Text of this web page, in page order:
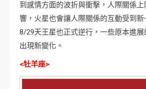
到感情方面的波折與衝擊，人際關係
響，火星也會讓人際關係的互動受到新
8/29天王星也正式逆行，一些原本進
出現新變化。
<牡羊座>